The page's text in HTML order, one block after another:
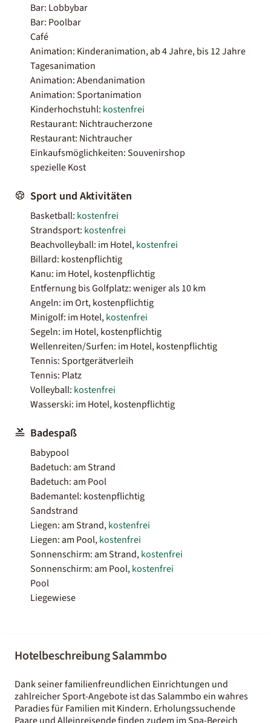
Bar: Lobbybar
Bar: Poolbar
Café
Animation: Kinderanimation, ab 4 Jahre, bis 12 Jahre
Tagesanimation
Animation: Abendanimation
Animation: Sportanimation
Kinderhochstuhl: kostenfrei
Restaurant: Nichtraucherzone
Restaurant: Nichtraucher
Einkaufsmöglichkeiten: Souvenirshop
spezielle Kost
Sport und Aktivitäten
Basketball: kostenfrei
Strandsport: kostenfrei
Beachvolleyball: im Hotel,kostenfrei
Billard: kostenpflichtig
Kanu: im Hotel, kostenpflichtig
Entfernung bis Golfplatz: weniger als 10 km
Angeln: im Ort, kostenpflichtig
Minigolf: im Hotel,kostenfrei
Segeln: im Hotel, kostenpflichtig
Wellenreiten/Surfen: im Hotel, kostenpflichtig
Tennis: Sportgerätverleih
Tennis: Platz
Volleyball: kostenfrei
Wasserski: im Hotel, kostenpflichtig
Badespaß
Babypool
Badetuch: am Strand
Badetuch: am Pool
Bademantel: kostenpflichtig
Sandstrand
Liegen: am Strand,kostenfrei
Liegen: am Pool,kostenfrei
Sonnenschirm: am Strand,kostenfrei
Sonnenschirm: am Pool,kostenfrei
Pool
Liegewiese
Hotelbeschreibung Salammbo
Dank seiner familienfreundlichen Einrichtungen und
zahlreicher Sport-Angebote ist das Salammbo ein wahres
Paradies für Familien mit Kindern. Erholungssuchende